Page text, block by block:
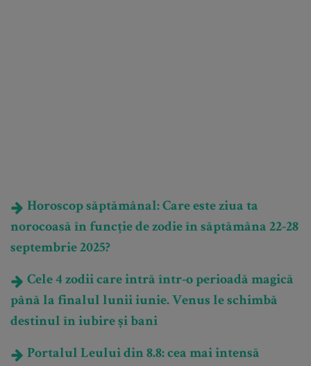
Horoscop săptămânal: Care este ziua ta
norocoasă în funcție de zodie în săptămâna 22-28
septembrie 2025?
Cele 4 zodii care intră într-o perioadă magică
până la finalul lunii iunie. Venus le schimbă
destinul în iubire și bani
Portalul Leului din 8.8: cea mai intensă